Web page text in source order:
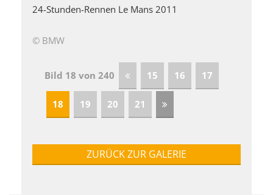
24-Stunden-Rennen Le Mans 2011
© BMW
Bild 18 von 240 15 16 17
18 19 20 21
ZURÜCK ZUR GALERIE